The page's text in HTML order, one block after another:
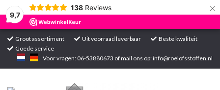
9,7
138 Reviews ×
Groot assortiment Uit voorraad leverbaar
Beste kwaliteit
Goede service
Voor vragen: 06-53880673 of mail ons op:info@roelofsstoffen.nl
Home